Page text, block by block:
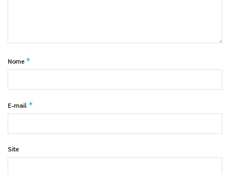
Nome *
E-mail *
Site